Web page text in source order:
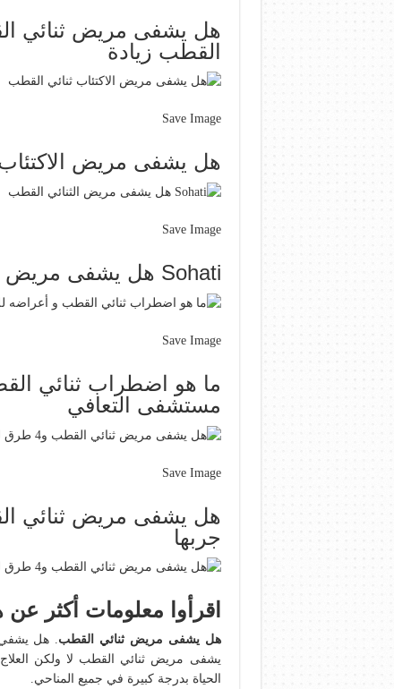
هل يشفى مريض ثنائي
القطب زيادة
Save Image
هل يشفى مريض
Save Image
Sohati هل يشفى مريض الثنائي القطب
Save Image
ما هو اضطراب ثنائي
مستشفى التعافي
Save Image
جربها
اقرأوا معلومات أكثر
هل يشفى مريض ثنائي القطب. هل يشفي
يشفى مريض ثنائي القطب لا ولكن
الحياة بدرجة كبيرة في جميع المناحي.